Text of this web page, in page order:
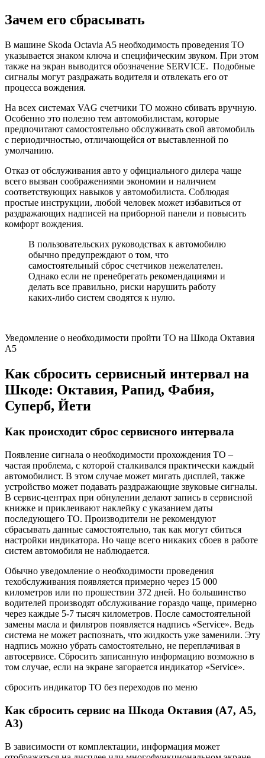
Зачем его сбрасывать
В машине Skoda Octavia A5 необходимость проведения ТО
указывается знаком ключа и специфическим звуком. При этом
также на экран выводится обозначение SERVICE. Подобные
сигналы могут раздражать водителя и отвлекать его от
процесса вождения.
На всех системах VAG счетчики ТО можно сбивать вручную.
Особенно это полезно тем автомобилистам, которые
предпочитают самостоятельно обслуживать свой автомобиль
с периодичностью, отличающейся от выставленной по
умолчанию.
Отказ от обслуживания авто у официального дилера чаще
всего вызван соображениями экономии и наличием
соответствующих навыков у автомобилиста. Соблюдая
простые инструкции, любой человек может избавиться от
раздражающих надписей на приборной панели и повысить
комфорт вождения.
В пользовательских руководствах к автомобилю
обычно предупреждают о том, что
самостоятельный сброс счетчиков нежелателен.
Однако если не пренебрегать рекомендациями и
делать все правильно, риски нарушить работу
каких-либо систем сводятся к нулю.
Уведомление о необходимости пройти ТО на Шкода Октавия
А5
Как сбросить сервисный интервал на
Шкоде: Октавия, Рапид, Фабия,
Суперб, Йети
Как происходит сброс сервисного интервала
Появление сигнала о необходимости прохождения ТО –
частая проблема, с которой сталкивался практически каждый
автомобилист. В этом случае может мигать дисплей, также
устройство может подавать раздражающие звуковые сигналы.
В сервис-центрах при обнулении делают запись в сервисной
книжке и приклеивают наклейку с указанием даты
последующего ТО. Производители не рекомендуют
сбрасывать данные самостоятельно, так как могут сбиться
настройки индикатора. Но чаще всего никаких сбоев в работе
систем автомобиля не наблюдается.
Обычно уведомление о необходимости проведения
техобслуживания появляется примерно через 15 000
километров или по прошествии 372 дней. Но большинство
водителей производят обслуживание гораздо чаще, примерно
через каждые 5-7 тысяч километров. После самостоятельной
замены масла и фильтров появляется надпись «Service». Ведь
система не может распознать, что жидкость уже заменили. Эту
надпись можно убрать самостоятельно, не переплачивая в
автосервисе. Сбросить записанную информацию возможно в
том случае, если на экране загорается индикатор «Service».
сбросить индикатор ТО без переходов по меню
Как сбросить сервис на Шкода Октавия (А7, А5,
А3)
В зависимости от комплектации, информация может